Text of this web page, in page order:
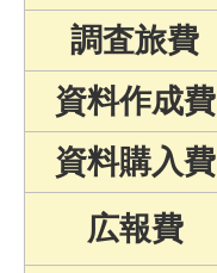
調査旅費
資料作成費
資料購入費
広報費